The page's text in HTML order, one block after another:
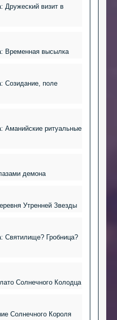
Дружеский визит в
Временная высылка
Созидание, поле
Аманийские ритуальные
демона
Утренней Звезды
Святилище? Гробница?
Солнечного Колодца
Солнечного Короля